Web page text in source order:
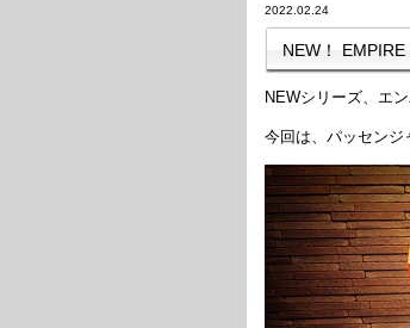
2022.02.24
NEW！
NEWシリーズ、エ
今回は、パッセンジ